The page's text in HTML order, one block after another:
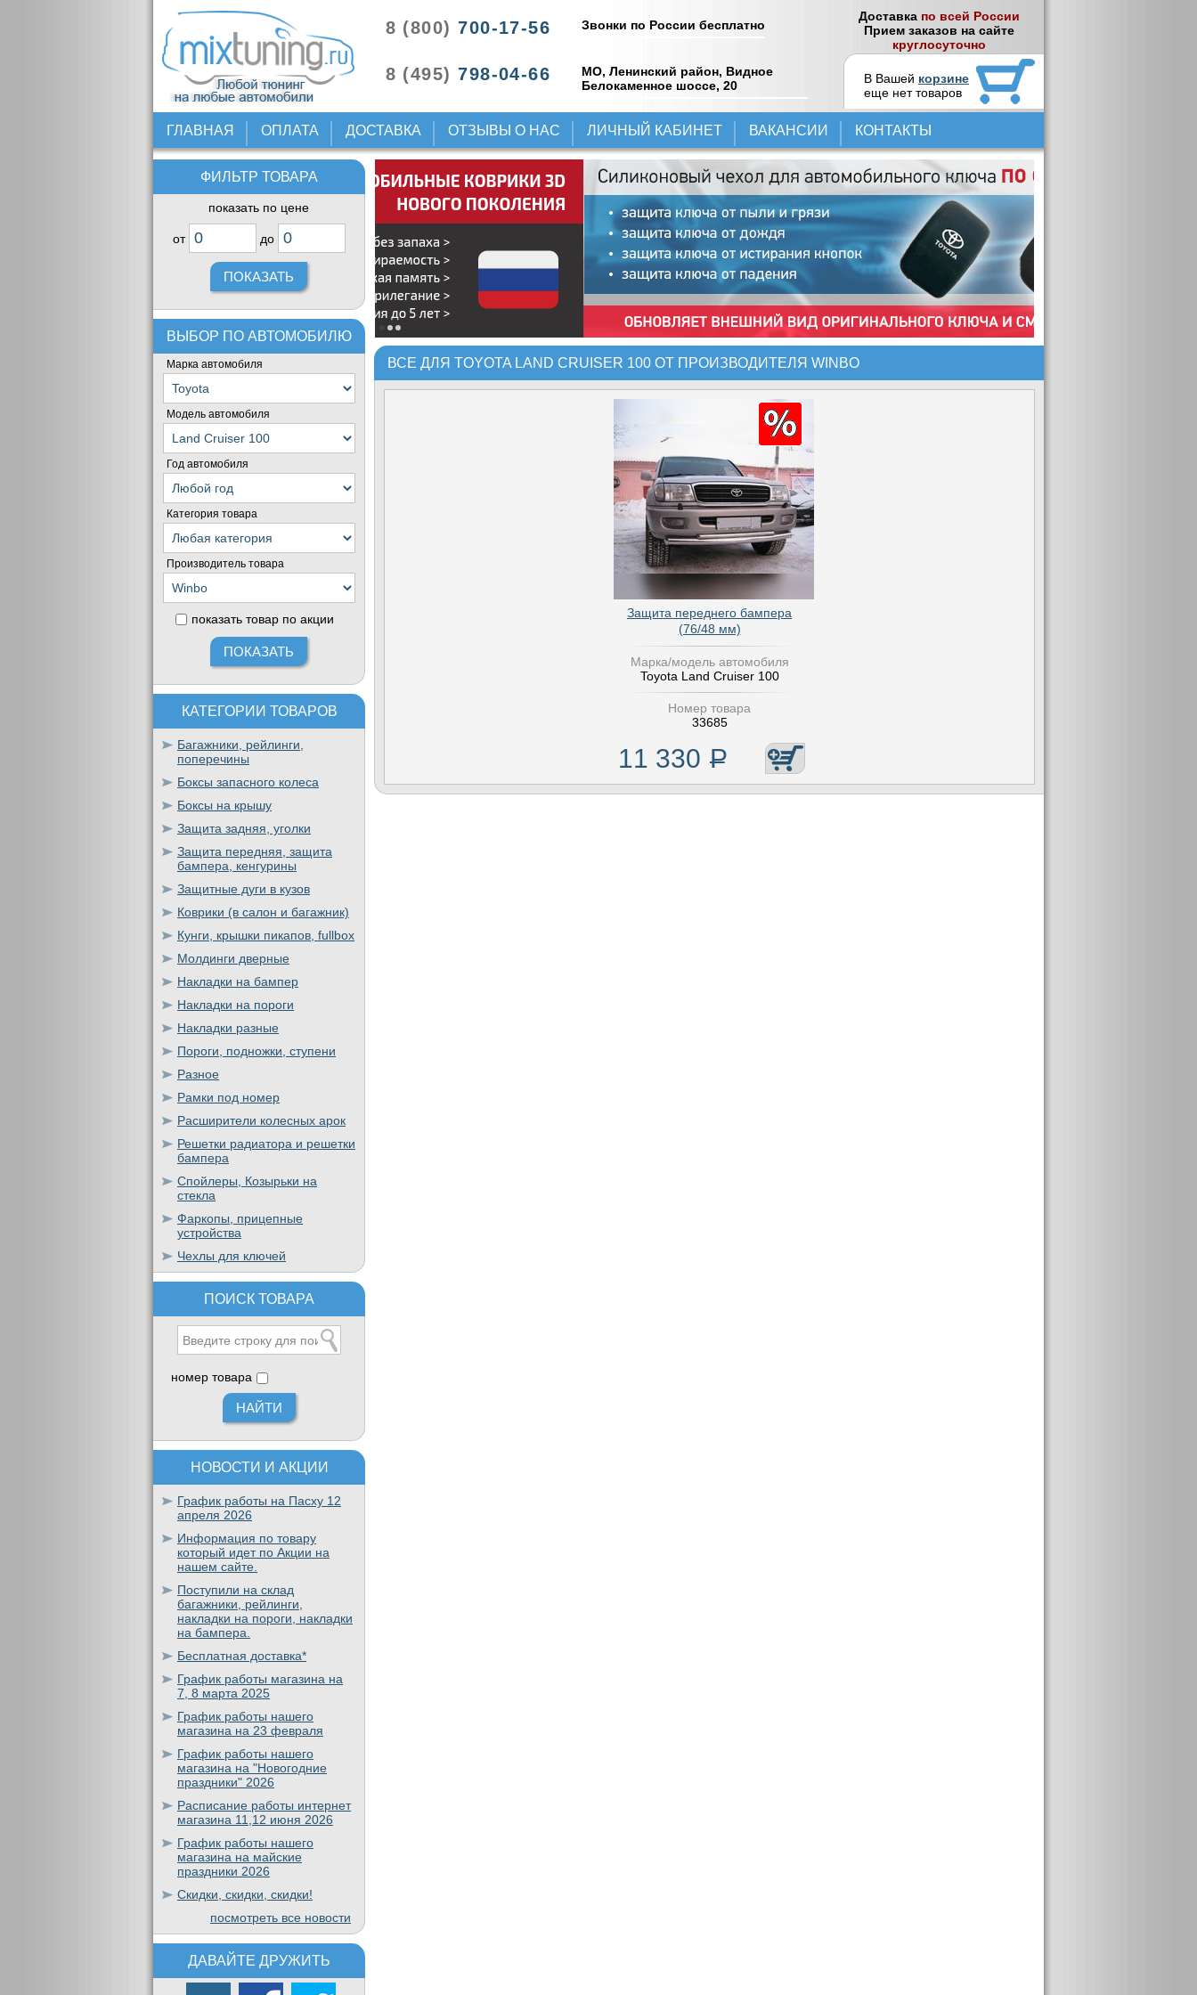
8 (800) 700-17-56
8 (495) 798-04-66
Звонки по России бесплатно
МО, Ленинский район, Видное
Белокаменное шоссе, 20
Доставка по всей России
Прием заказов на сайте
круглосуточно
В Вашей корзине
еще нет товаров
ГЛАВНАЯ ОПЛАТА ДОСТАВКА ОТЗЫВЫ О НАС ЛИЧНЫЙ КАБИНЕТ ВАКАНСИИ КОНТАКТЫ
ФИЛЬТР ТОВАРА
показать по цене
от до
ВЫБОР ПО АВТОМОБИЛЮ
Марка автомобиля
Модель автомобиля
Год автомобиля
Категория товара
Производитель товара
показать товар по акции
КАТЕГОРИИ ТОВАРОВ
Багажники, рейлинги,
поперечины
Боксы запасного колеса
Боксы на крышу
Защита задняя, уголки
Защита передняя, защита
бампера, кенгурины
Защитные дуги в кузов
Коврики (в салон и багажник)
Кунги, крышки пикапов, fullbox
Молдинги дверные
Накладки на бампер
Накладки на пороги
Накладки разные
Пороги, подножки, ступени
Разное
Рамки под номер
Расширители колесных арок
Решетки радиатора и решетки
бампера
Спойлеры, Козырьки на
стекла
Фаркопы, прицепные
устройства
Чехлы для ключей
ПОИСК ТОВАРА
номер товара
НОВОСТИ И АКЦИИ
График работы на Пасху 12
апреля 2026
Информация по товару
который идет по Акции на
нашем сайте.
Поступили на склад
багажники, рейлинги,
накладки на пороги, накладки
на бампера.
Бесплатная доставка*
График работы магазина на
7, 8 марта 2025
График работы нашего
магазина на 23 февраля
График работы нашего
магазина на "Новогодние
праздники" 2026
Расписание работы интернет
магазина 11,12 июня 2026
График работы нашего
магазина на майские
праздники 2026
Скидки, скидки, скидки!
посмотреть все новости
ДАВАЙТЕ ДРУЖИТЬ
ВСЕ ДЛЯ TOYOTA LAND CRUISER 100 ОТ ПРОИЗВОДИТЕЛЯ WINBO
Защита переднего бампера
(76/48 мм)
Марка/модель автомобиля
Toyota Land Cruiser 100
Номер товара
33685
11 330 Р